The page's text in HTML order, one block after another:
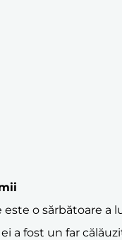
o sărbătoare
ei a fost un far